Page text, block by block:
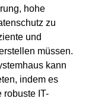
hohe
zu
und
müssen.
kann
indem es
robuste IT-